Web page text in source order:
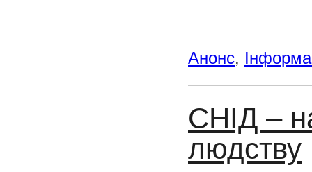
Анонс,
СНІД –
людству